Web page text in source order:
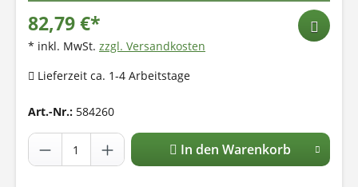
82,79 €*
* inkl. MwSt. zzgl. Versandkosten
Lieferzeit ca. 1-4 Arbeitstage
Art.-Nr.: 584260
In den Warenkorb